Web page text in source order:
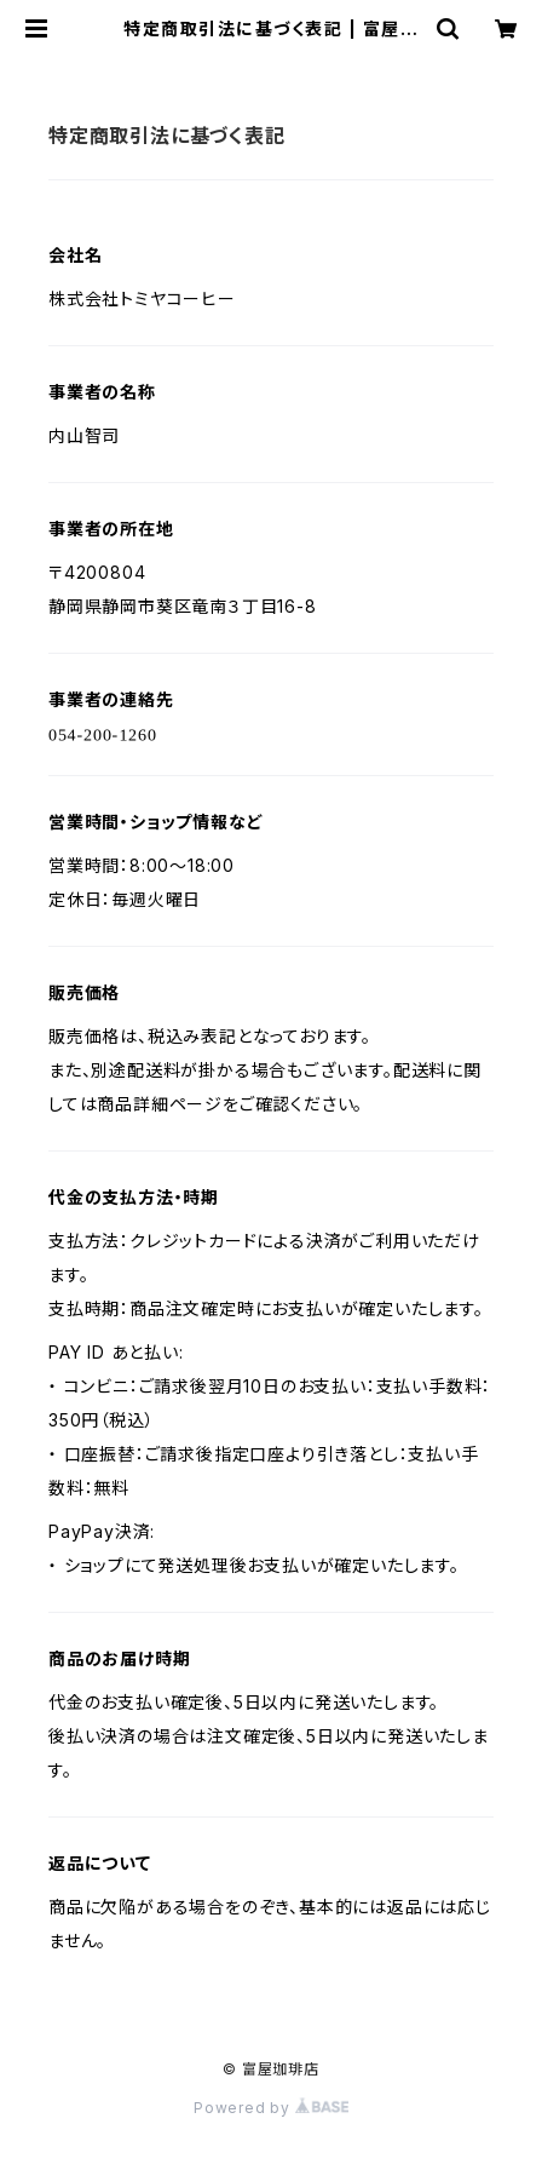
特定商取引法に基づく表記 | 富屋珈
特定商取引法に基づく表記
会社名
株式会社トミヤコーヒー
事業者の名称
内山智司
事業者の所在地
〒4200804
静岡県静岡市葵区竜南３丁目16-8
事業者の連絡先
営業時間・ショップ情報など
営業時間：8:00～18:00
定休日：毎週火曜日
販売価格
販売価格は、税込み表記となっております。
また、別途配送料が掛かる場合もございます。配送料に関
しては商品詳細ページをご確認ください。
代金の支払方法・時期
支払方法：クレジットカードによる決済がご利用いただけ
ます。
支払時期：商品注文確定時にお支払いが確定いたします。
PAY ID あと払い:
・ コンビニ：ご請求後翌月10日のお支払い：支払い手数料：
350円（税込）
・ 口座振替：ご請求後指定口座より引き落とし：支払い手
数料：無料
PayPay決済:
・ ショップにて発送処理後お支払いが確定いたします。
商品のお届け時期
代金のお支払い確定後、5日以内に発送いたします。
後払い決済の場合は注文確定後、5日以内に発送いたしま
す。
返品について
商品に欠陥がある場合をのぞき、基本的には返品には応じ
ません。
© 富屋珈琲店
Powered by